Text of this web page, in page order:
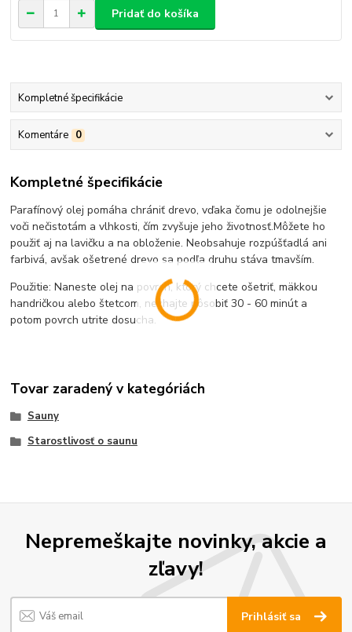
Pridať do košíka
Kompletné špecifikácie
Komentáre 0
Kompletné špecifikácie
Parafínový olej pomáha chrániť drevo, vďaka čomu je odolnejšie
voči nečistotám a vlhkosti, čím zvyšuje jeho životnosť.Môžete ho
použiť aj na lavičku a na obloženie. Neobsahuje rozpúšťadlá ani
farbivá, avšak ošetrené drevo sa podľa druhu stáva tmavším.
Použitie: Naneste olej na povrch, ktorý chcete ošetriť, mäkkou
handričkou alebo štetcom, nechajte pôsobiť 30 - 60 minút a
potom povrch utrite dosucha.
Tovar zaradený v kategóriách
Sauny
Starostlivosť o saunu
Nepremeškajte novinky, akcie a
zľavy!
Prihlásiť sa